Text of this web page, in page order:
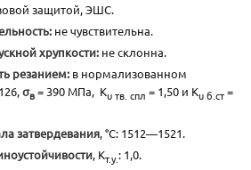
защитой, ЭШС.
не чувствительна.
хрупкости: не склонна.
резанием: в нормализованном
σв= 390 МПа, Кυ тв. спл = 1,50 и Кυ б.ст=
затвердевания, °С: 1512—1521.
, Кт.у.: 1,0.